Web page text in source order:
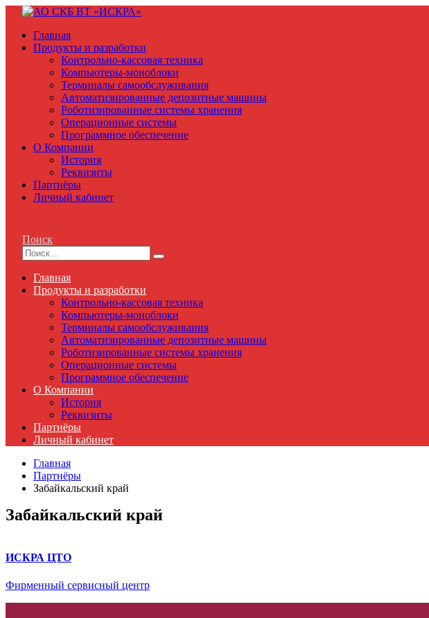
Главная
Продукты и разработки
Контрольно-кассовая техника
Компьютеры-моноблоки
Терминалы самообслуживания
Автоматизированные депозитные машины
Роботизированные системы хранения
Операционные системы
Программное обеспечение
О Компании
История
Реквизиты
Партнёры
Личный кабинет
Поиск
Главная
Продукты и разработки
Контрольно-кассовая техника
Компьютеры-моноблоки
Терминалы самообслуживания
Автоматизированные депозитные машины
Роботизированные системы хранения
Операционные системы
Программное обеспечение
О Компании
История
Реквизиты
Партнёры
Личный кабинет
Главная
Партнёры
Забайкальский край
Забайкальский край
ИСКРА ЦТО
Фирменный сервисный центр